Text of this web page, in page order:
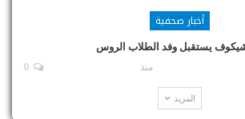
أخبار صحفية
يستقبل وفد الطلاب الروس
منذ
المزيد